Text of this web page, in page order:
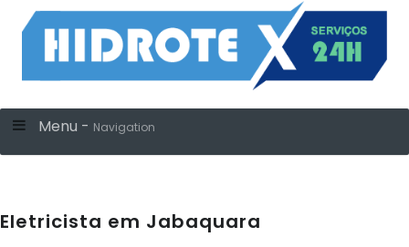
Menu - Navigation
Eletricista em Jabaquara